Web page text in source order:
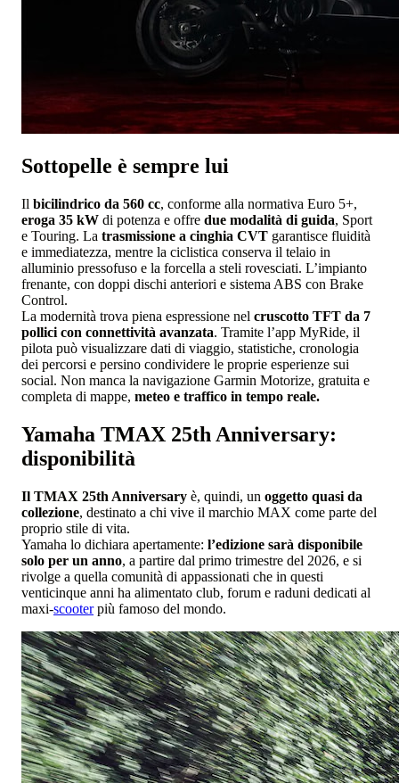
Sottopelle è sempre lui
Il bicilindrico da 560 cc, conforme alla normativa Euro 5+,
eroga 35 kW di potenza e offre due modalità di guida, Sport
e Touring. La trasmissione a cinghia CVT garantisce fluidità
e immediatezza, mentre la ciclistica conserva il telaio in
alluminio pressofuso e la forcella a steli rovesciati. L’impianto
frenante, con doppi dischi anteriori e sistema ABS con Brake
Control.
La modernità trova piena espressione nel cruscotto TFT da 7
pollici con connettività avanzata. Tramite l’app MyRide, il
pilota può visualizzare dati di viaggio, statistiche, cronologia
dei percorsi e persino condividere le proprie esperienze sui
social. Non manca la navigazione Garmin Motorize, gratuita e
completa di mappe, meteo e traffico in tempo reale.
Yamaha TMAX 25th Anniversary:
disponibilità
Il TMAX 25th Anniversary è, quindi, un oggetto quasi da
collezione, destinato a chi vive il marchio MAX come parte del
proprio stile di vita.
Yamaha lo dichiara apertamente: l’edizione sarà disponibile
solo per un anno, a partire dal primo trimestre del 2026, e si
rivolge a quella comunità di appassionati che in questi
venticinque anni ha alimentato club, forum e raduni dedicati al
maxi-scooterpiù famoso del mondo.